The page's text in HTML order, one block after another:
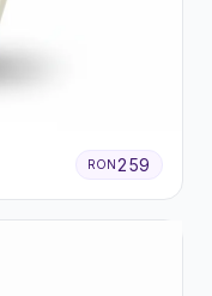
RON259